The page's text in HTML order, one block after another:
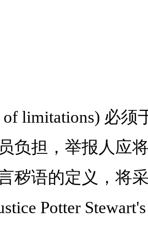
of limitations) 必
负担，举报人应
秽语的定义，将采
Potter